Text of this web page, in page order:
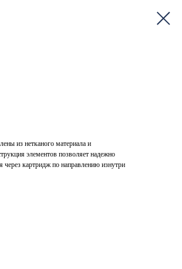
из нетканого материала и
элементов позволяет надежно
через картридж по направлению изнутри